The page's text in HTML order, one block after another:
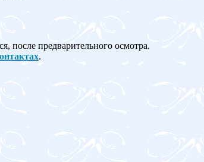
после предварительного осмотра.
.